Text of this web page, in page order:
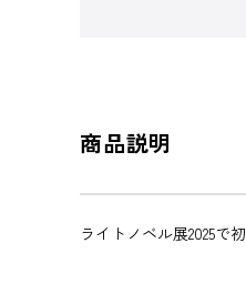
商品説明
ライトノベル展2025で